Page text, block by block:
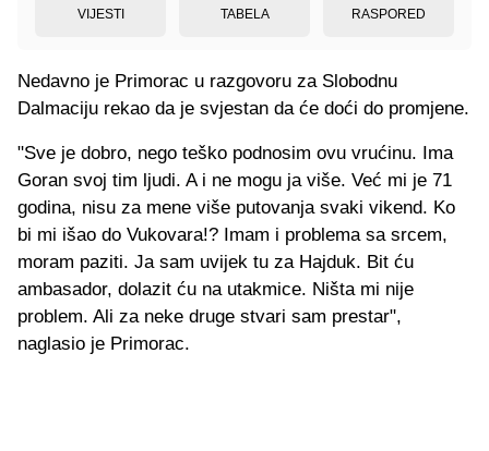
VIJESTI TABELA RASPORED
Nedavno je Primorac u razgovoru za Slobodnu
Dalmaciju rekao da je svjestan da će doći do promjene.
"Sve je dobro, nego teško podnosim ovu vrućinu. Ima
Goran svoj tim ljudi. A i ne mogu ja više. Već mi je 71
godina, nisu za mene više putovanja svaki vikend. Ko
bi mi išao do Vukovara!? Imam i problema sa srcem,
moram paziti. Ja sam uvijek tu za Hajduk. Bit ću
ambasador, dolazit ću na utakmice. Ništa mi nije
problem. Ali za neke druge stvari sam prestar",
naglasio je Primorac.